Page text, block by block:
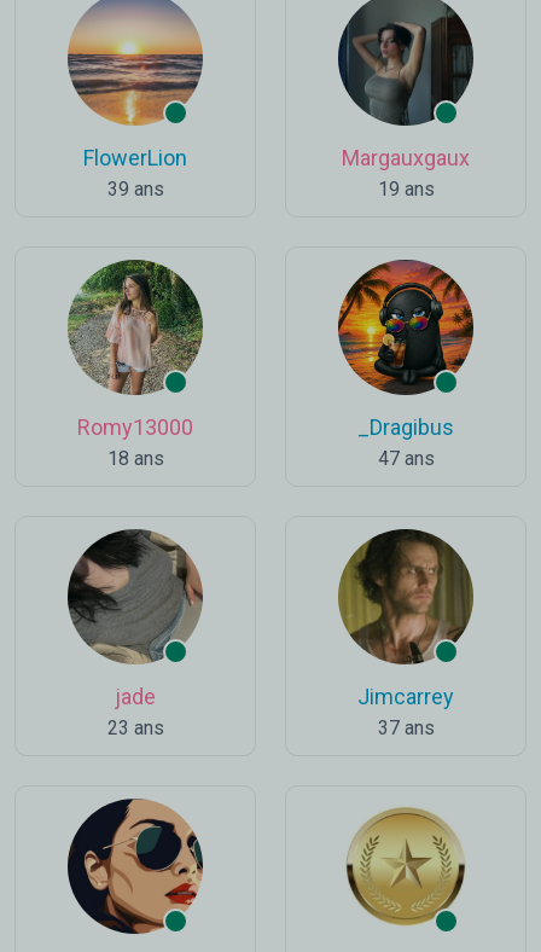
FlowerLion
39 ans
Margauxgaux
19 ans
Romy13000
18 ans
_Dragibus
47 ans
jade
23 ans
Jimcarrey
37 ans